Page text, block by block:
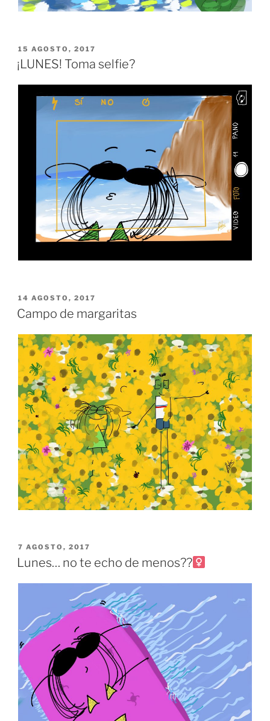
PUBLICADO
EL
15 AGOSTO, 2017
¡LUNES! Toma selfie?
PUBLICADO
EL
14 AGOSTO, 2017
Campo de margaritas
PUBLICADO
EL
7 AGOSTO, 2017
Lunes… no te echo de menos??‍